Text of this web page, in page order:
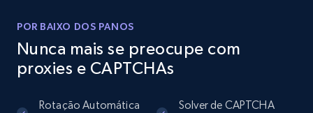
more.
13.2K+ 1.6K+ Comece grátis
POR BAIXO DOS PANOS
Nunca mais se preocupe com
proxies e CAPTCHAs
Rotação Automática
Solver de CAPTCHA